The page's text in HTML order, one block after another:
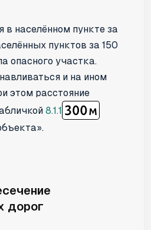
в населённом пункте за
пунктов за 150
опасного участка.
и на ином
этом расстояние
8.1.1
дорог